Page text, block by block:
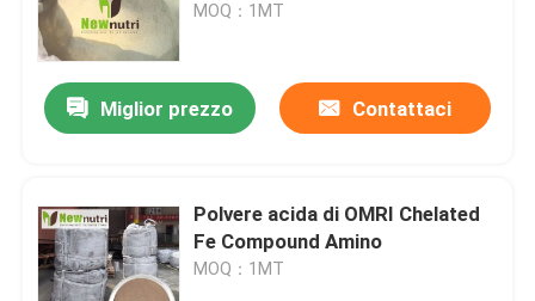
MOQ：1MT
Miglior prezzo Contattaci
Polvere acida di OMRI Chelated
Fe Compound Amino
MOQ：1MT